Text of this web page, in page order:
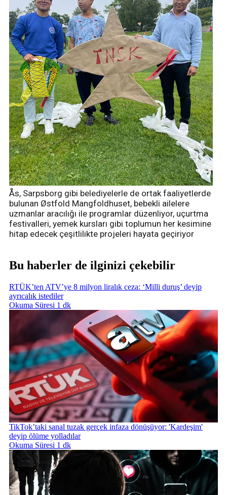
Ås, Sarpsborg gibi belediyelerle de ortak faaliyetlerde
bulunan Østfold Mangfoldhuset, bebekli ailelere
uzmanlar aracılığı ile programlar düzenliyor, uçurtma
festivalleri, yemek kursları gibi toplumun her kesimine
hitap edecek çeşitlilikte projeleri hayata geçiriyor
Bu haberler de ilginizi çekebilir
RTÜK’ten ATV’ye 8 milyon liralık ceza: ‘Milli duruş’ deyip
ayrıcalık istediler
Okuma Süresi 1 dk
TikTok’taki sanal tuzak gerçek infaza dönüşüyor: 'Kardeşim'
deyip ölüme yolladılar
Okuma Süresi 1 dk